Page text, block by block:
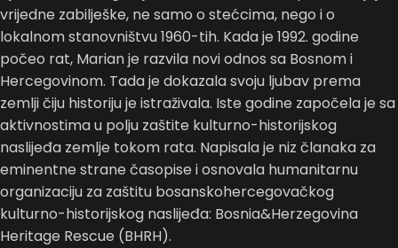
vrijedne zabilješke, ne samo o stećcima, nego i o
lokalnom stanovništvu 1960-tih. Kada je 1992. godine
počeo rat, Marian je razvila novi odnos sa Bosnom i
Hercegovinom. Tada je dokazala svoju ljubav prema
zemlji čiju historiju je istraživala. Iste godine započela je sa
aktivnostima u polju zaštite kulturno-historijskog
naslijeđa zemlje tokom rata. Napisala je niz članaka za
eminentne strane časopise i osnovala humanitarnu
organizaciju za zaštitu bosanskohercegovačkog
kulturno-historijskog naslijeđa: Bosnia&Herzegovina
Heritage Rescue (BHRH).